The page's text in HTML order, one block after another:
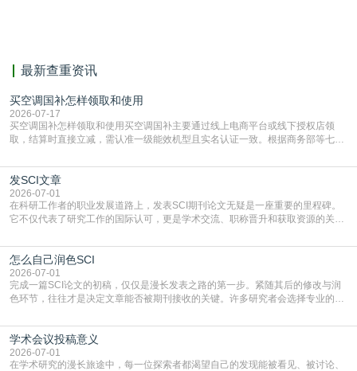
最新查重资讯
买空调国补怎样领取和使用
2026-07-17
买空调国补怎样领取和使用买空调国补主要通过线上电商平台或线下授权店领
取，结算时直接立减‌，需认准一级能效机型且实名认证一致。根据商务部等七部
能领到补贴首选‌京东APP‌搜索专属口令(如【家电补贴1637】、【国补立省
4949】等，口令会随活动更新，以页面显示为准)进入补贴专场。淘宝/天猫也可
复制粘贴【8$FKFGgJq
发SCI文章
2026-07-01
在科研工作者的职业发展道路上，发表SCI期刊论文无疑是一座重要的里程碑。
它不仅代表了研究工作的国际认可，更是学术交流、职称晋升和获取资源的关键
战与困惑。从选题立意到投稿回应，每一步都需要精心的策略与扎实的工作。本
篇AEIC学术交流中心小编就为大家介绍“发SCI文章”。一、精准定位是成功的第
一步发表SCI文章，首要解决的问题是“投
怎么自己润色SCI
2026-07-01
完成一篇SCI论文的初稿，仅仅是漫长发表之路的第一步。紧随其后的修改与润
色环节，往往才是决定文章能否被期刊接收的关键。许多研究者会选择专业的语
质量，更能在此过程中深化对学术写作的理解。如何系统、高效地打磨自己的论
文，使其在语言和学术表达上更符合国际期刊的要求，是每位研究者值得投入学
习的技能。本篇AEIC学术交流中心小编就为大家介
学术会议投稿意义
2026-07-01
在学术研究的漫长旅途中，每一位探索者都渴望自己的发现能被看见、被讨论、